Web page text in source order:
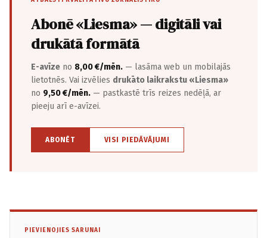
Abonē «Liesma» — digitāli vai
drukātā formātā
E-avīze no 8,00 €/mēn. — lasāma web un mobilajās
lietotnēs. Vai izvēlies drukāto laikrakstu «Liesma»
no 9,50 €/mēn. — pastkastē trīs reizes nedēļā, ar
pieeju arī e-avīzei.
ABONĒT VISI PIEDĀVĀJUMI
PIEVIENOJIES SARUNAI